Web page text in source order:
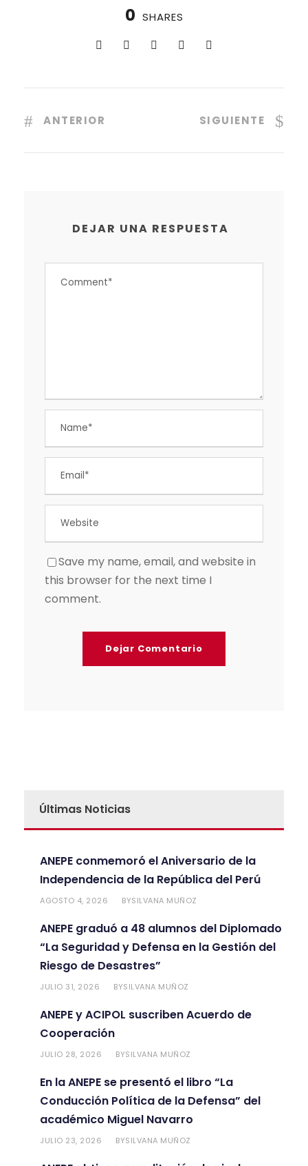
0 SHARES
ANTERIOR SIGUIENTE
DEJAR UNA RESPUESTA
Save my name, email, and website in
this browser for the next time I
comment.
Últimas Noticias
ANEPE conmemoró el Aniversario de la
Independencia de la República del Perú
AGOSTO 4, 2026 BYSILVANA MUÑOZ
ANEPE graduó a 48 alumnos del Diplomado
“La Seguridad y Defensa en la Gestión del
Riesgo de Desastres”
JULIO 31, 2026 BYSILVANA MUÑOZ
ANEPE y ACIPOL suscriben Acuerdo de
Cooperación
JULIO 28, 2026 BYSILVANA MUÑOZ
En la ANEPE se presentó el libro “La
Conducción Política de la Defensa” del
académico Miguel Navarro
JULIO 23, 2026 BYSILVANA MUÑOZ